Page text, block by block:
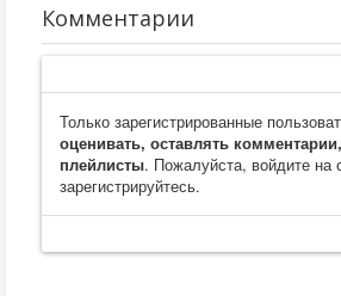
Комментарии
Только зарегистрированные
оценивать, оставлять
плейлисты. Пожалуйста, войдите на
зарегистрируйтесь.